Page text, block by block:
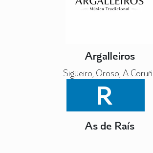
Argalleiros
Sigüeiro, Oroso, A
R
As de Raís